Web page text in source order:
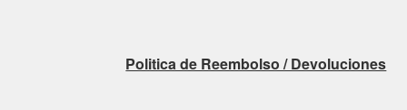
Politica de Reembolso / Devoluciones